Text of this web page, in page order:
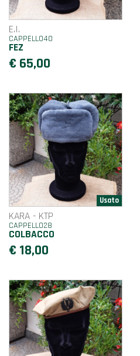
E.I.
CAPPELLO40
FEZ
€ 65,00
KARA - KTP
CAPPELLO28
COLBACCO
€ 18,00